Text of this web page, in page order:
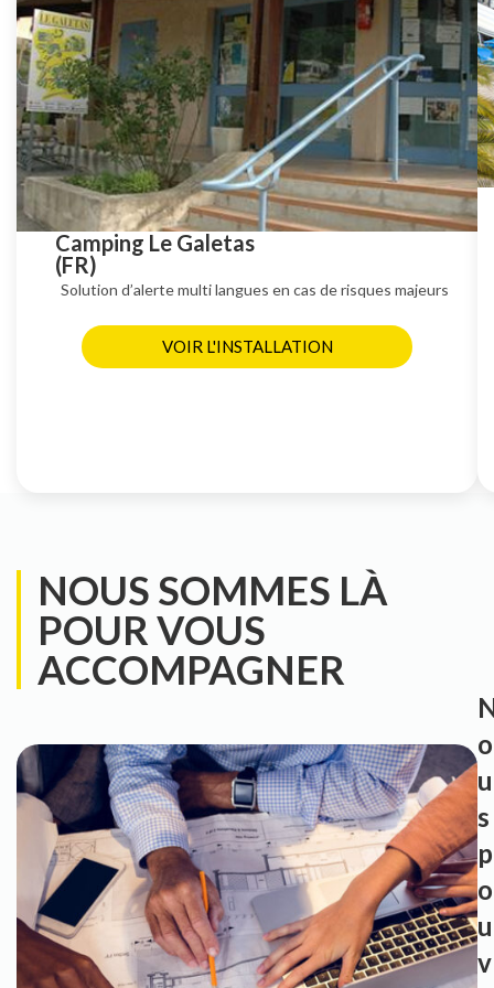
Camping Le Galetas
(FR)
Solution d’alerte multi langues en cas de risques majeurs
VOIR L'INSTALLATION
NOUS SOMMES LÀ
POUR VOUS
ACCOMPAGNER
o
u
s
p
o
u
v